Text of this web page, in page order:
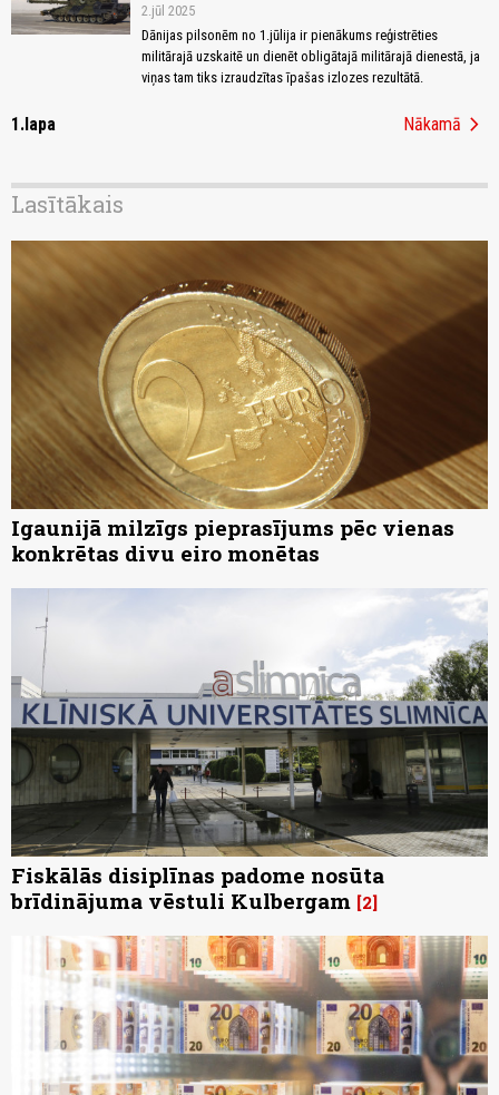
2.jūl 2025
Dānijas pilsonēm no 1.jūlija ir pienākums reģistrēties
militārajā uzskaitē un dienēt obligātajā militārajā dienestā, ja
viņas tam tiks izraudzītas īpašas izlozes rezultātā.
1.lapa Nākamā chevron_right
Lasītākais
Igaunijā milzīgs pieprasījums pēc vienas
konkrētas divu eiro monētas
Fiskālās disiplīnas padome nosūta
brīdinājuma vēstuli Kulbergam 2